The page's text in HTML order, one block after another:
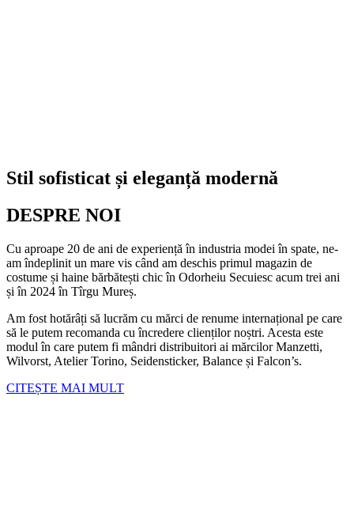
Stil sofisticat și eleganță modernă
DESPRE NOI
Cu aproape 20 de ani de experiență în industria modei în spate, ne-
am îndeplinit un mare vis când am deschis primul magazin de
costume și haine bărbătești chic în Odorheiu Secuiesc acum trei ani
și în 2024 în Tîrgu Mureș.
Am fost hotărâți să lucrăm cu mărci de renume internațional pe care
să le putem recomanda cu încredere clienților noștri. Acesta este
modul în care putem fi mândri distribuitori ai mărcilor Manzetti,
Wilvorst, Atelier Torino, Seidensticker, Balance și Falcon’s.
CITEȘTE MAI MULT